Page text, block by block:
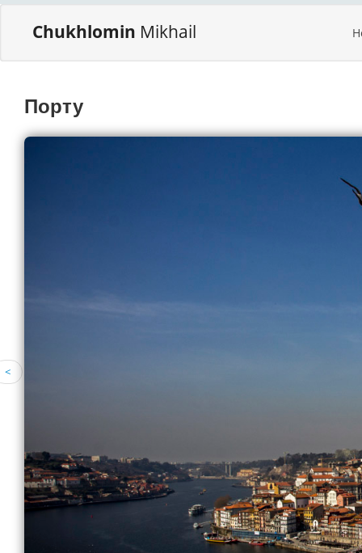
Chukhlomin Mikhail
Порту
<